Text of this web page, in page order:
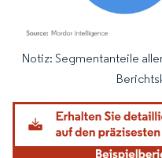
Bild © Mordor Intelligence.
Notiz: Segmentanteile